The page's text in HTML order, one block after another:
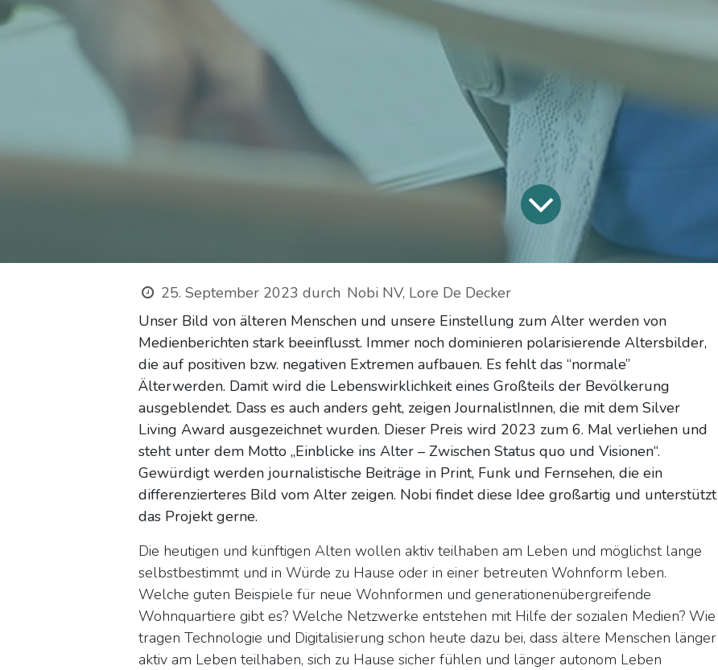
25. September 2023 durch Nobi NV, Lore De Decker
Unser Bild von älteren Menschen und unsere Einstellung zum Alter werden von
Medienberichten stark beeinflusst. Immer noch dominieren polarisierende Altersbilder,
die auf positiven bzw. negativen Extremen aufbauen. Es fehlt das “normale”
Älterwerden. Damit wird die Lebenswirklichkeit eines Großteils der Bevölkerung
ausgeblendet. Dass es auch anders geht, zeigen JournalistInnen, die mit dem Silver
Living Award ausgezeichnet wurden. Dieser Preis wird 2023 zum 6. Mal verliehen und
steht unter dem Motto „Einblicke ins Alter – Zwischen Status quo und Visionen“.
Gewürdigt werden journalistische Beiträge in Print, Funk und Fernsehen, die ein
differenzierteres Bild vom Alter zeigen. Nobi findet diese Idee großartig und unterstützt
das Projekt gerne.
Die heutigen und künftigen Alten wollen aktiv teilhaben am Leben und möglichst lange
selbstbestimmt und in Würde zu Hause oder in einer betreuten Wohnform leben.
Welche guten Beispiele für neue Wohnformen und generationenübergreifende
Wohnquartiere gibt es? Welche Netzwerke entstehen mit Hilfe der sozialen Medien? Wie
tragen Technologie und Digitalisierung schon heute dazu bei, dass ältere Menschen länger
aktiv am Leben teilhaben, sich zu Hause sicher fühlen und länger autonom Leben